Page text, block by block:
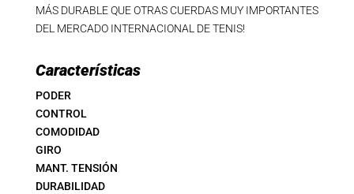
MÁS DURABLE QUE OTRAS CUERDAS MUY IMPORTANTES
DEL MERCADO INTERNACIONAL DE TENIS!
Características
PODER
CONTROL
COMODIDAD
GIRO
MANT. TENSIÓN
DURABILIDAD